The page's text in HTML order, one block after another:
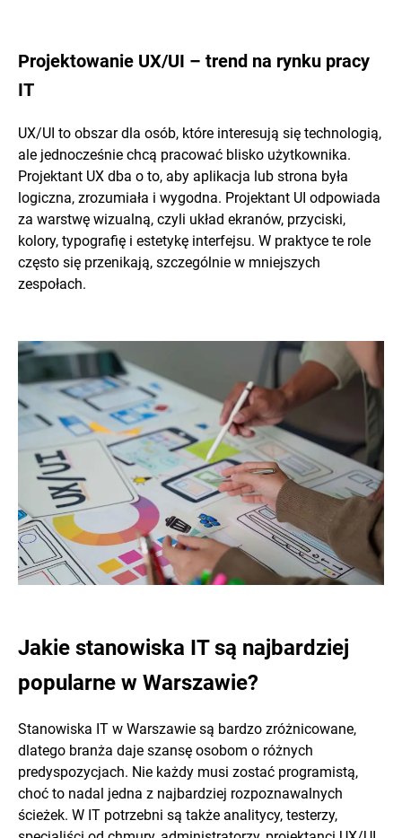
Projektowanie UX/UI – trend na rynku pracy
IT
UX/UI to obszar dla osób, które interesują się technologią,
ale jednocześnie chcą pracować blisko użytkownika.
Projektant UX dba o to, aby aplikacja lub strona była
logiczna, zrozumiała i wygodna. Projektant UI odpowiada
za warstwę wizualną, czyli układ ekranów, przyciski,
kolory, typografię i estetykę interfejsu. W praktyce te role
często się przenikają, szczególnie w mniejszych
zespołach.
Jakie stanowiska IT są najbardziej
popularne w Warszawie?
Stanowiska IT w Warszawie są bardzo zróżnicowane,
dlatego branża daje szansę osobom o różnych
predyspozycjach. Nie każdy musi zostać programistą,
choć to nadal jedna z najbardziej rozpoznawalnych
ścieżek. W IT potrzebni są także analitycy, testerzy,